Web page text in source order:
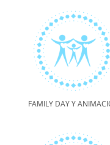
FAMILY DAY Y